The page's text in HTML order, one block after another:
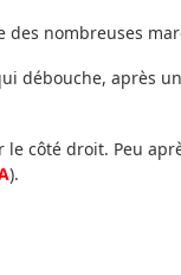
nombreuses
débouche, après
côté droit. Peu
).